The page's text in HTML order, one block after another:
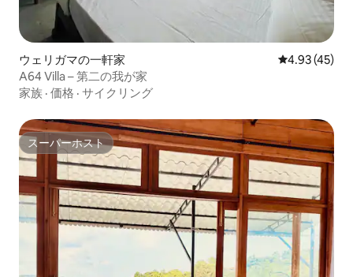
ウェリガマの一軒家 レビュー45
4.93 (45)
A64 Villa – 第二の我が家
家族 · 価格 · サイクリング
スーパーホスト
スーパーホスト